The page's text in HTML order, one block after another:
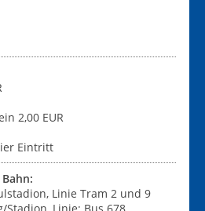
2,00 EUR
Eintritt
Linie Tram 2 und 9